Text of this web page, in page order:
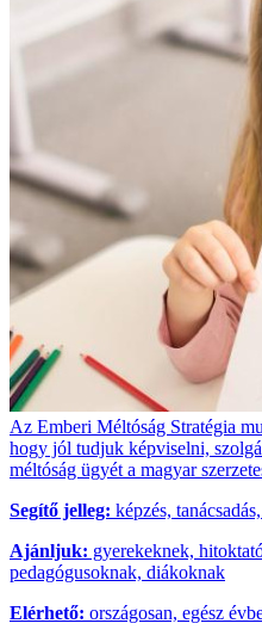
Az Emberi Méltóság Stratégia
hogy jól tudjuk képviselni,
méltóság ügyét a magyar
Segítő jelleg: képzés,
Ajánljuk: gyerekeknek,
pedagógusoknak, diákoknak
Elérhető: országosan, egész